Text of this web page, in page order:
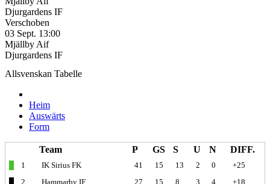
Djurgardens IF
Verschoben
03 Sept. 13:00
Mjällby Aif
Djurgardens IF
Allsvenskan Tabelle
Heim
Auswärts
Form
Team P GS S U N DIFF.
1 IK Sirius FK 41 15 13 2 0
+25
2
Hammarby IF 27 15 8 3 4
+18